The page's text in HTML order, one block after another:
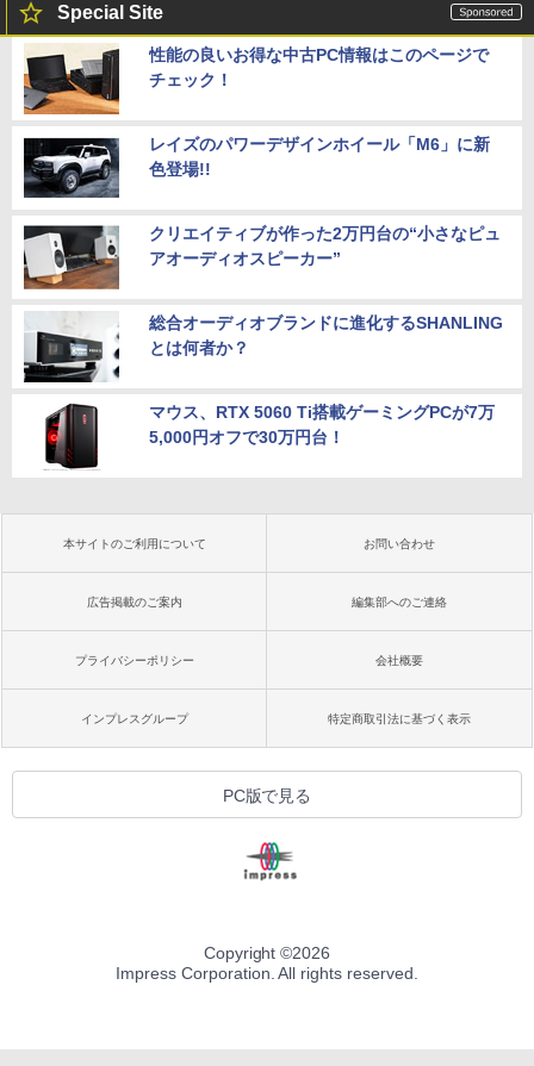
Special Site
性能の良いお得な中古PC情報はこのページで
チェック！
レイズのパワーデザインホイール「M6」に新
色登場!!
クリエイティブが作った2万円台の“小さなピュ
アオーディオスピーカー”
総合オーディオブランドに進化するSHANLING
とは何者か？
マウス、RTX 5060 Ti搭載ゲーミングPCが7万
5,000円オフで30万円台！
本サイトのご利用について お問い合わせ
広告掲載のご案内 編集部へのご連絡
プライバシーポリシー 会社概要
インプレスグループ 特定商取引法に基づく表示
PC版で見る
Copyright ©2026
Impress Corporation. All rights reserved.